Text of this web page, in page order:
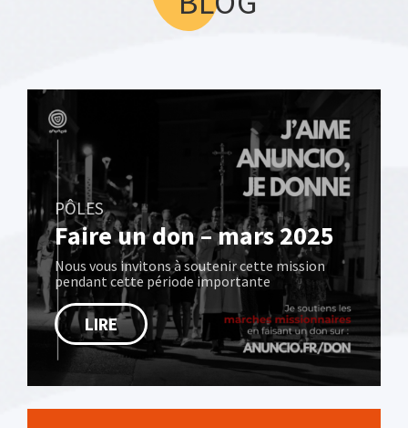
PÔLES
Faire un don – mars 2025
Nous vous invitons à soutenir cette mission
pendant cette période importante
LIRE